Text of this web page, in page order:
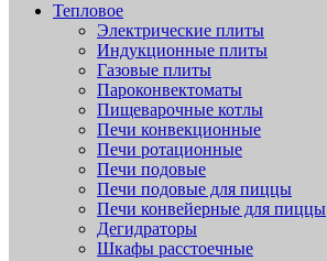
Тепловое
Электрические плиты
Индукционные плиты
Газовые плиты
Пароконвектоматы
Пищеварочные котлы
Печи конвекционные
Печи ротационные
Печи подовые
Печи подовые для пиццы
Печи конвейерные для пиццы
Дегидраторы
Шкафы расстоечные